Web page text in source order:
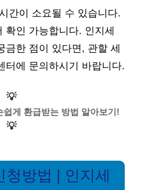
간이 소요될 수 있습니다.
확인 가능합니다. 인지세
금한 점이 있다면, 관할 세
터에 문의하시기 바랍니다.
💡
쉽게 환급받는 방법 알아보기!
💡
방법 | 인지세